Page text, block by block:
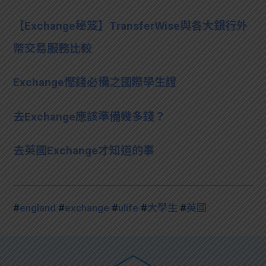
【Exchange秘笈】TransferWise與各大銀行外
幣交易服務比較
Exchange慳錢必備之國際學生證
去Exchange應該準備幾多錢？
去英國Exchange才知道的事
#england #exchange #ulife #大學生 #英國